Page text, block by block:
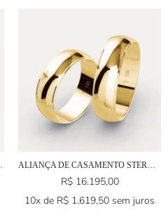
OURO 18K ALIANÇA DE CASAMENTO STERN EM OURO 18K
R$16.195,00
10x de R$ 1.619,50 sem juros